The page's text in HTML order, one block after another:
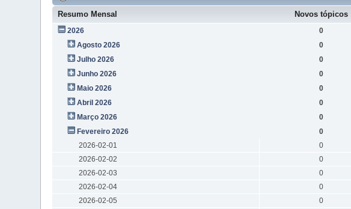
Resumo Mensal Novos tópicos
2026 0
Agosto 2026
0
Julho 2026
0
Junho 2026
0
Maio 2026
0
Abril 2026
0
Março 2026
0
Fevereiro 2026
0
2026-02-01
0
2026-02-02
0
2026-02-03
0
2026-02-04
0
2026-02-05
0